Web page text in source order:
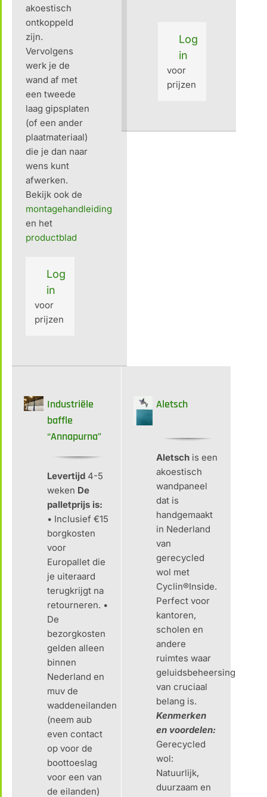
akoestisch
ontkoppeld
zijn.
Vervolgens
werk je de
wand af met
een tweede
laag gipsplaten
(of een ander
plaatmateriaal)
die je dan naar
wens kunt
afwerken.
Bekijk ook de
montagehandleiding
en het
productblad
Log
in
voor
prijzen
Log
in
voor
prijzen
Industriële
baffle
“Annapurna”
Levertijd4-5
weken De
palletprijs is:
• Inclusief €15
borgkosten
voor
Europallet die
je uiteraard
terugkrijgt na
retourneren. •
De
bezorgkosten
gelden alleen
binnen
Nederland en
muv de
waddeneilanden
(neem aub
even contact
op voor de
boottoeslag
voor een van
de eilanden)
Aletsch
Aletsch is een
akoestisch
wandpaneel
dat is
handgemaakt
in Nederland
van
gerecycled
wol met
Cyclin®Inside.
Perfect voor
kantoren,
scholen en
andere
ruimtes waar
geluidsbeheersing
van cruciaal
belang is.
Kenmerken
en voordelen:
Gerecycled
wol:
Natuurlijk,
duurzaam en